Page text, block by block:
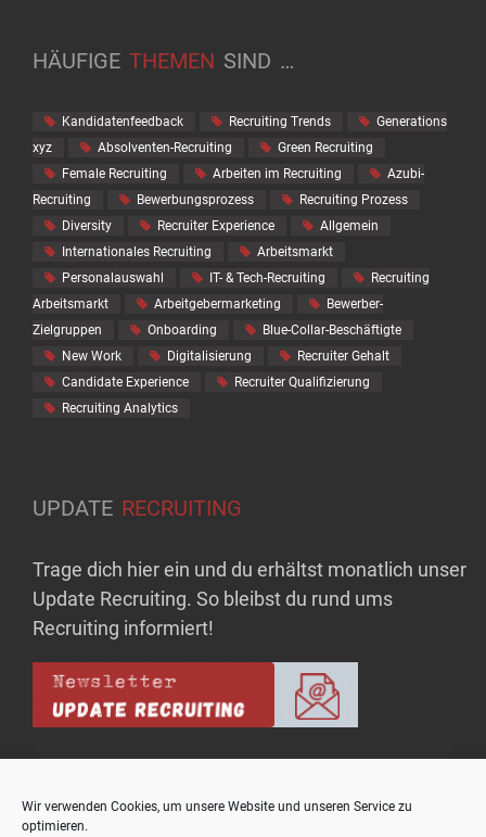
Wir verwenden Cookies, um unsere Website und unseren Service zu
optimieren.
HÄUFIGE THEMEN SIND …
Kandidatenfeedback Recruiting Trends
Generations
xyz
Absolventen-Recruiting
Green Recruiting
Female Recruiting
Arbeiten im Recruiting
Azubi-
Recruiting
Bewerbungsprozess
Recruiting Prozess
Diversity
Recruiter Experience
Allgemein
Internationales Recruiting
Arbeitsmarkt
Personalauswahl
IT- & Tech-Recruiting
Recruiting
Arbeitsmarkt
Arbeitgebermarketing
Bewerber-
Zielgruppen
Onboarding
Blue-Collar-Beschäftigte
New Work
Digitalisierung
Recruiter Gehalt
Candidate Experience
Recruiter Qualifizierung
Recruiting Analytics
UPDATE RECRUITING
Trage dich hier ein und du erhältst monatlich unser
Update Recruiting. So bleibst du rund ums
Recruiting informiert!